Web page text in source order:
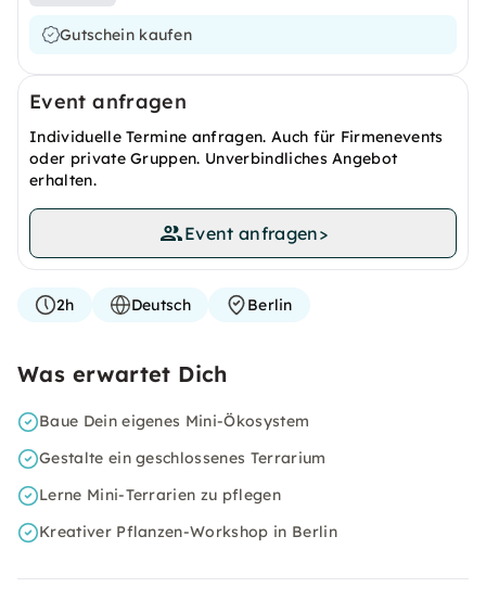
Gutschein kaufen
Event anfragen
Individuelle Termine anfragen. Auch für Firmenevents
oder private Gruppen. Unverbindliches Angebot
erhalten.
Event anfragen>
2h Deutsch Berlin
Was erwartet Dich
Baue Dein eigenes Mini-Ökosystem
Gestalte ein geschlossenes Terrarium
Lerne Mini-Terrarien zu pflegen
Kreativer Pflanzen-Workshop in Berlin